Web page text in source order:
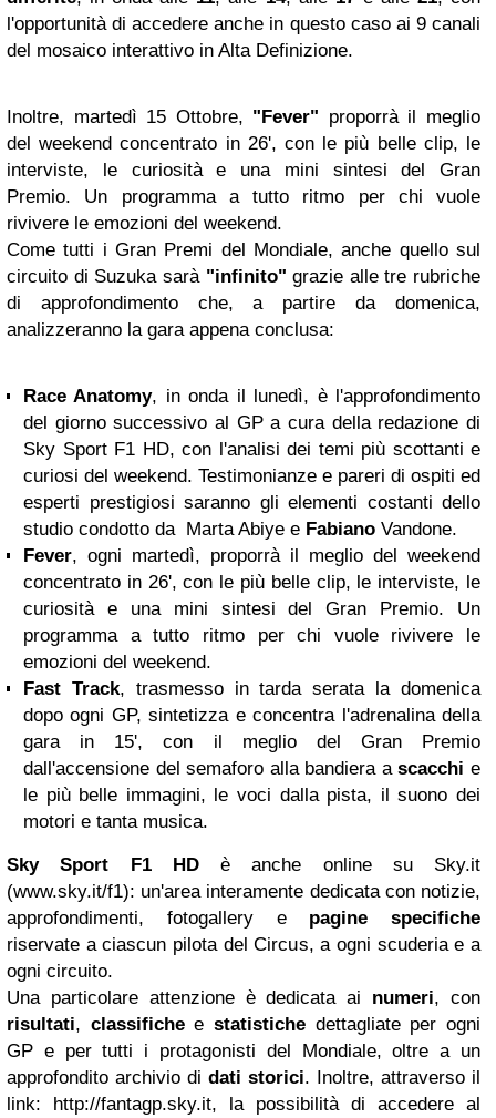
l'opportunità di accedere anche in questo caso ai 9 canali
del mosaico interattivo in Alta Definizione.
Inoltre, martedì 15 Ottobre, "Fever" proporrà il meglio
del weekend concentrato in 26', con le più belle clip, le
interviste, le curiosità e una mini sintesi del Gran
Premio. Un programma a tutto ritmo per chi vuole
rivivere le emozioni del weekend.
Come tutti i Gran Premi del Mondiale, anche quello sul
circuito di Suzuka sarà "infinito" grazie alle tre rubriche
di approfondimento che, a partire da domenica,
analizzeranno la gara appena conclusa:
Race Anatomy, in onda il lunedì, è l'approfondimento
del giorno successivo al GP a cura della redazione di
Sky Sport F1 HD, con l'analisi dei temi più scottanti e
curiosi del weekend. Testimonianze e pareri di ospiti ed
esperti prestigiosi saranno gli elementi costanti dello
studio condotto da Marta Abiye e Fabiano Vandone.
Fever, ogni martedì, proporrà il meglio del weekend
concentrato in 26', con le più belle clip, le interviste, le
curiosità e una mini sintesi del Gran Premio. Un
programma a tutto ritmo per chi vuole rivivere le
emozioni del weekend.
Fast Track, trasmesso in tarda serata la domenica
dopo ogni GP, sintetizza e concentra l'adrenalina della
gara in 15', con il meglio del Gran Premio
dall'accensione del semaforo alla bandiera ascacchi e
le più belle immagini, le voci dalla pista, il suono dei
motori e tanta musica.
Sky Sport F1 HDè anche online su Sky.it
(www.sky.it/f1): un'area interamente dedicata con notizie,
approfondimenti, fotogallery e pagine specifiche
riservate a ciascun pilota del Circus, a ogni scuderia e a
ogni circuito.
Una particolare attenzione è dedicata ai numeri, con
risultati, classificheestatistiche dettagliate per ogni
GP e per tutti i protagonisti del Mondiale, oltre a un
approfondito archivio di dati storici. Inoltre, attraverso il
link: http://fantagp.sky.it, la possibilità di accedere al